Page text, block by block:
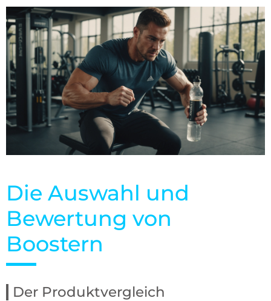
Die Auswahl und
Bewertung von
Boostern
Der Produktvergleich